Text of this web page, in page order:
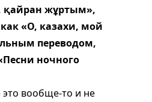
қайран жұртым»,
«О, казахи, мой
переводом,
ночного
вообще-то и не